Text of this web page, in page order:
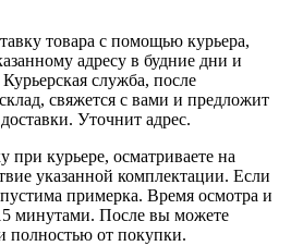
товара с помощью курьера,
адресу в будние дни и
служба, после
свяжется с вами и предложит
Уточнит адрес.
при курьере, осматриваете на
указанной комплектации. Если
примерка. Время осмотра и
минутами. После вы можете
полностью от покупки.